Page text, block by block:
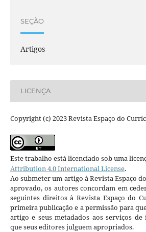
SEÇÃO
Artigos
LICENÇA
Copyright (c) 2023 Revista Espaço do
Este trabalho está licenciado sob uma
Attribution 4.0 International License.
Ao submeter um artigo à Revista Espaço
aprovado, os autores concordam em
seguintes direitos à Revista Espaço do
primeira publicação e a permissão para
artigo e seus metadados aos serviços de
que seus editores julguem apropriados.